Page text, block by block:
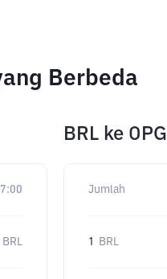
Berbeda
BRL
BRL ke OPG
Jumlah
1 BRL